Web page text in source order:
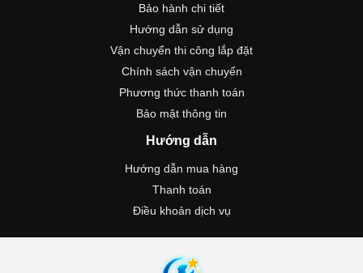
Bảo hành chi tiết
Hướng dẫn sử dụng
Vận chuyển thi công lắp đặt
Chính sách vận chuyển
Phương thức thanh toán
Bảo mật thông tin
Hướng dẫn
Hướng dẫn mua hàng
Thanh toán
Điều khoản dịch vụ